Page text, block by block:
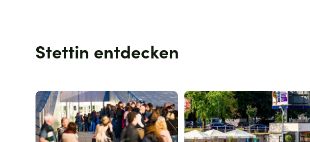
Stettin entdecken